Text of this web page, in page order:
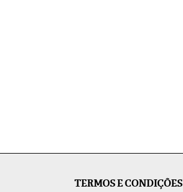
TERMOS E CONDIÇÕES